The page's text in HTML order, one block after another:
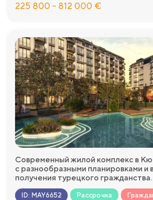
225 800 - 812 000 €
Современный жилой комплекс в
с разнообразными планировками и
получения турецкого гражданства.
ID: MAY6652 Рассрочка